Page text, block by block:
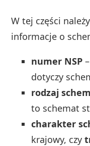
W tej części
informacje o
numer NSP
dotyczy
rodzaj
to schemat
charakter
krajowy, czy